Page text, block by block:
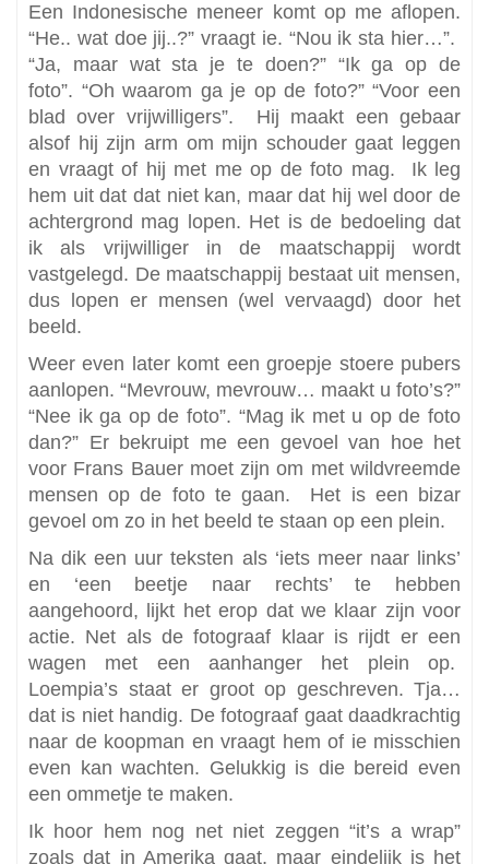
Een Indonesische meneer komt op me aflopen.
“He.. wat doe jij..?” vraagt ie. “Nou ik sta hier…”.
“Ja, maar wat sta je te doen?” “Ik ga op de
foto”. “Oh waarom ga je op de foto?” “Voor een
blad over vrijwilligers”. Hij maakt een gebaar
alsof hij zijn arm om mijn schouder gaat leggen
en vraagt of hij met me op de foto mag. Ik leg
hem uit dat dat niet kan, maar dat hij wel door de
achtergrond mag lopen. Het is de bedoeling dat
ik als vrijwilliger in de maatschappij wordt
vastgelegd. De maatschappij bestaat uit mensen,
dus lopen er mensen (wel vervaagd) door het
beeld.
Weer even later komt een groepje stoere pubers
aanlopen. “Mevrouw, mevrouw… maakt u foto’s?”
“Nee ik ga op de foto”. “Mag ik met u op de foto
dan?” Er bekruipt me een gevoel van hoe het
voor Frans Bauer moet zijn om met wildvreemde
mensen op de foto te gaan. Het is een bizar
gevoel om zo in het beeld te staan op een plein.
Na dik een uur teksten als ‘iets meer naar links’
en ‘een beetje naar rechts’ te hebben
aangehoord, lijkt het erop dat we klaar zijn voor
actie. Net als de fotograaf klaar is rijdt er een
wagen met een aanhanger het plein op.
Loempia’s staat er groot op geschreven. Tja…
dat is niet handig. De fotograaf gaat daadkrachtig
naar de koopman en vraagt hem of ie misschien
even kan wachten. Gelukkig is die bereid even
een ommetje te maken.
Ik hoor hem nog net niet zeggen “it’s a wrap”
zoals dat in Amerika gaat, maar eindelijk is het